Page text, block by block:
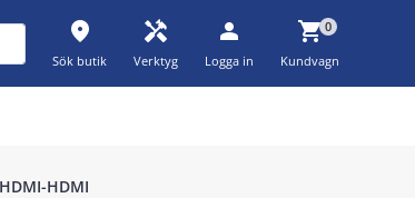
place
Sök butik
handyman
Verktyg
person
Logga in
shopping_cart0
Kundvagn
HDMI-HDMI